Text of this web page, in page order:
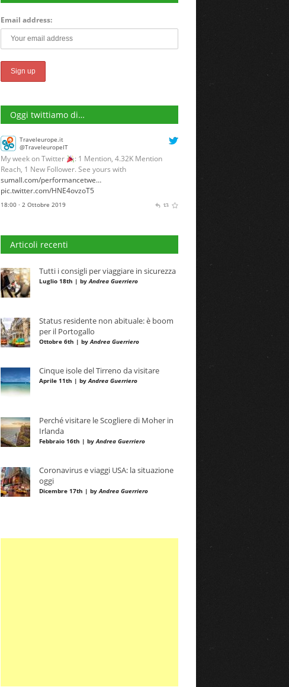
Email address:
Oggi twittiamo di…
Traveleurope.it
@TraveleuropeIT
My week on Twitter
: 1 Mention, 4.32K Mention
Reach, 1 New Follower. See yours with
sumall.com/performancetwe…
pic.twitter.com/HNE4ovzoT5
18:00 · 2 Ottobre 2019
Articoli recenti
Tutti i consigli per viaggiare in sicurezza
Luglio 18th | byAndrea Guerriero
Status residente non abituale: è boom
per il Portogallo
Ottobre 6th | byAndrea Guerriero
Cinque isole del Tirreno da visitare
Aprile 11th | byAndrea Guerriero
Perché visitare le Scogliere di Moher in
Irlanda
Febbraio 16th | byAndrea Guerriero
Coronavirus e viaggi USA: la situazione
oggi
Dicembre 17th | byAndrea Guerriero